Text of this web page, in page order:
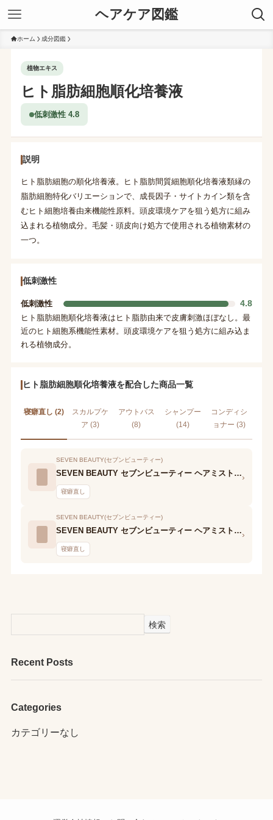
ヘアケア図鑑
ホーム 成分図鑑
植物エキス
ヒト脂肪細胞順化培養液
低刺激性 4.8
説明
ヒト脂肪細胞の順化培養液。ヒト脂肪間質細胞順化培養液類縁の
脂肪細胞特化バリエーションで、成長因子・サイトカイン類を含
むヒト細胞培養由来機能性原料。頭皮環境ケアを狙う処方に組み
込まれる植物成分。毛髪・頭皮向け処方で使用される植物素材の
一つ。
低刺激性
低刺激性 4.8
ヒト脂肪細胞順化培養液はヒト脂肪由来で皮膚刺激ほぼなし。最
近のヒト細胞系機能性素材。頭皮環境ケアを狙う処方に組み込ま
れる植物成分。
ヒト脂肪細胞順化培養液を配合した商品一覧
寝癖直し (2)
スカルプケ
ア (3)
アウトバス
(8)
シャンプー
(14)
コンディシ
ョナー (3)
SEVEN BEAUTY(セブンビューティー)
SEVEN BEAUTY セブンビューティー ヘアミスト KIRI ハード TN
寝癖直し
›
SEVEN BEAUTY(セブンビューティー)
SEVEN BEAUTY セブンビューティー ヘアミスト KIRI ソフト TN
寝癖直し
›
検索
Recent Posts
Categories
カテゴリーなし